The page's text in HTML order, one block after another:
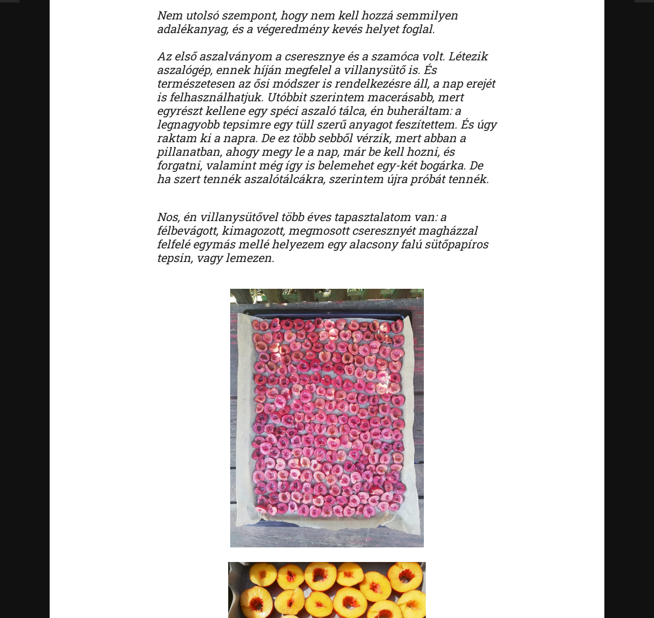
Nem utolsó szempont, hogy nem kell hozzá semmilyen
adalékanyag, és a végeredmény kevés helyet foglal.
Az első aszalványom a cseresznye és a szamóca volt. Létezik
aszalógép, ennek híján megfelel a villanysütő is. És
természetesen az ősi módszer is rendelkezésre áll, a nap erejét
is felhasználhatjuk. Utóbbit szerintem macerásabb, mert
egyrészt kellene egy spéci aszaló tálca, én buheráltam: a
legnagyobb tepsimre egy tüll szerű anyagot feszítettem. És úgy
raktam ki a napra. De ez több sebből vérzik, mert abban a
pillanatban, ahogy megy le a nap, már be kell hozni, és
forgatni, valamint még így is belemehet egy-két bogárka. De
ha szert tennék aszalótálcákra, szerintem újra próbát tennék.
Nos, én villanysütővel több éves tapasztalatom van: a
félbevágott, kimagozott, megmosott cseresznyét magházzal
felfelé egymás mellé helyezem egy alacsony falú sütőpapíros
tepsin, vagy lemezen.